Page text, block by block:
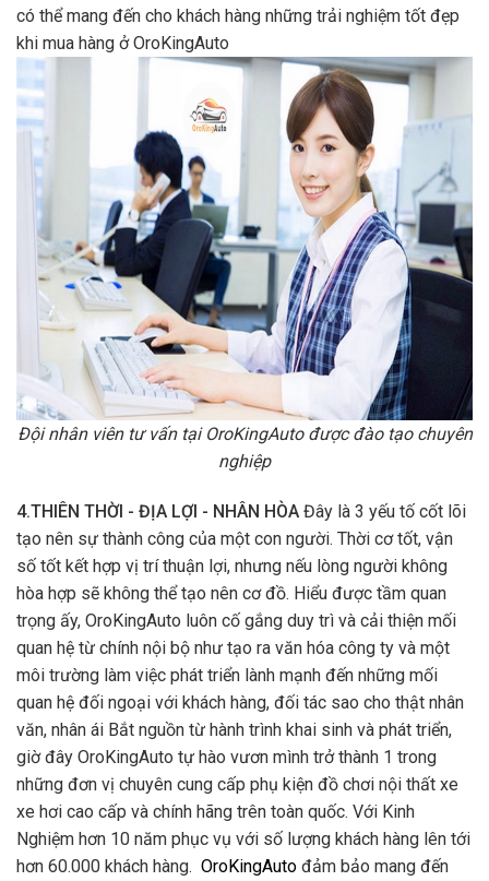
có thể mang đến cho khách hàng những trải nghiệm tốt đẹp
khi mua hàng ở OroKingAuto
Đội nhân viên tư vấn tại OroKingAuto được đào tạo chuyên
nghiệp
4.THIÊN THỜI - ĐỊA LỢI - NHÂN HÒA Đây là 3 yếu tố cốt lõi
tạo nên sự thành công của một con người. Thời cơ tốt, vận
số tốt kết hợp vị trí thuận lợi, nhưng nếu lòng người không
hòa hợp sẽ không thể tạo nên cơ đồ. Hiểu được tầm quan
trọng ấy, OroKingAuto luôn cố gắng duy trì và cải thiện mối
quan hệ từ chính nội bộ như tạo ra văn hóa công ty và một
môi trường làm việc phát triển lành mạnh đến những mối
quan hệ đối ngoại với khách hàng, đối tác sao cho thật nhân
văn, nhân ái Bắt nguồn từ hành trình khai sinh và phát triển,
giờ đây OroKingAuto tự hào vươn mình trở thành 1 trong
những đơn vị chuyên cung cấp phụ kiện đồ chơi nội thất xe
xe hơi cao cấp và chính hãng trên toàn quốc. Với Kinh
Nghiệm hơn 10 năm phục vụ với số lượng khách hàng lên tới
hơn 60.000 khách hàng. OroKingAuto đảm bảo mang đến